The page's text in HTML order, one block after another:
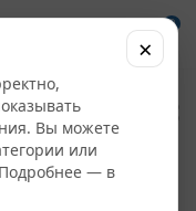
0
Вы можете
или
— в
×